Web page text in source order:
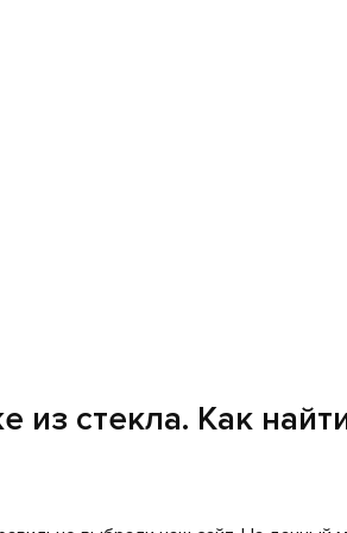
Обычное стекло
вам сложно определиться с
и детализацию изображения, что
становятся не только
или заказа свяжитесь с
из стекла. Как